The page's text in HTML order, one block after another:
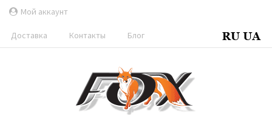
Мой аккаунт
Доставка Контакты Блог